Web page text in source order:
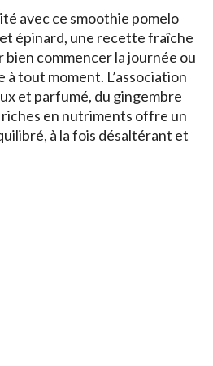
avec ce smoothie pomelo
épinard, une recette fraîche
commencer la journée ou
à tout moment. L’association
et parfumé, du gingembre
en nutriments offre un
à la fois désaltérant et